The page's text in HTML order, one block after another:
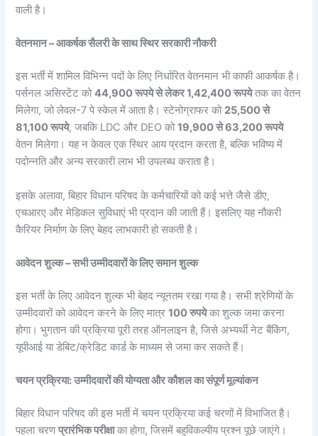
वाली है।
वेतनमान – आकर्षक सैलरी के साथ स्थिर सरकारी नौकरी
इस भर्ती में शामिल विभिन्न पदों के लिए निर्धारित वेतनमान भी काफी आकर्षक है।
पर्सनल असिस्टेंट को44,900 रूपये से लेकर 1,42,400 रूपयेतक का वेतन
मिलेगा, जो लेवल-7 पे स्केल में आता है। स्टेनोग्राफर को 25,500 से
81,100 रूपये, जबकि LDC और DEO को19,900 से 63,200 रूपये
वेतन मिलेगा। यह न केवल एक स्थिर आय प्रदान करता है, बल्कि भविष्य में
पदोन्नति और अन्य सरकारी लाभ भी उपलब्ध कराता है।
इसके अलावा, बिहार विधान परिषद के कर्मचारियों को कई भत्ते जैसे डीए,
एचआरए और मेडिकल सुविधाएं भी प्रदान की जाती हैं। इसलिए यह नौकरी
कैरियर निर्माण के लिए बेहद लाभकारी हो सकती है।
आवेदन शुल्क – सभी उम्मीदवारों के लिए समान शुल्क
इस भर्ती के लिए आवेदन शुल्क भी बेहद न्यूनतम रखा गया है। सभी श्रेणियों के
उम्मीदवारों को आवेदन करने के लिए मात्र100 रुपयेका शुल्क जमा करना
होगा। भुगतान की प्रक्रिया पूरी तरह ऑनलाइन है, जिसे अभ्यर्थी नेट बैंकिंग,
यूपीआई या डेबिट/क्रेडिट कार्ड के माध्यम से जमा कर सकते हैं।
चयन प्रक्रिया: उम्मीदवारों की योग्यता और कौशल का संपूर्ण मूल्यांकन
बिहार विधान परिषद की इस भर्ती में चयन प्रक्रिया कई चरणों में विभाजित है।
पहला चरणप्रारंभिक परीक्षाका होगा, जिसमें बहुविकल्पीय प्रश्न पूछे जाएंगे।